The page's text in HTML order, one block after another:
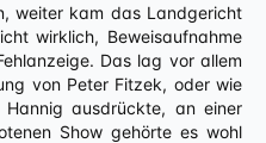
weiter kam das Landgericht
wirklich, Beweisaufnahme
Das lag vor allem
von Peter Fitzek, oder wie
ausdrückte, an einer
Show gehörte es wohl